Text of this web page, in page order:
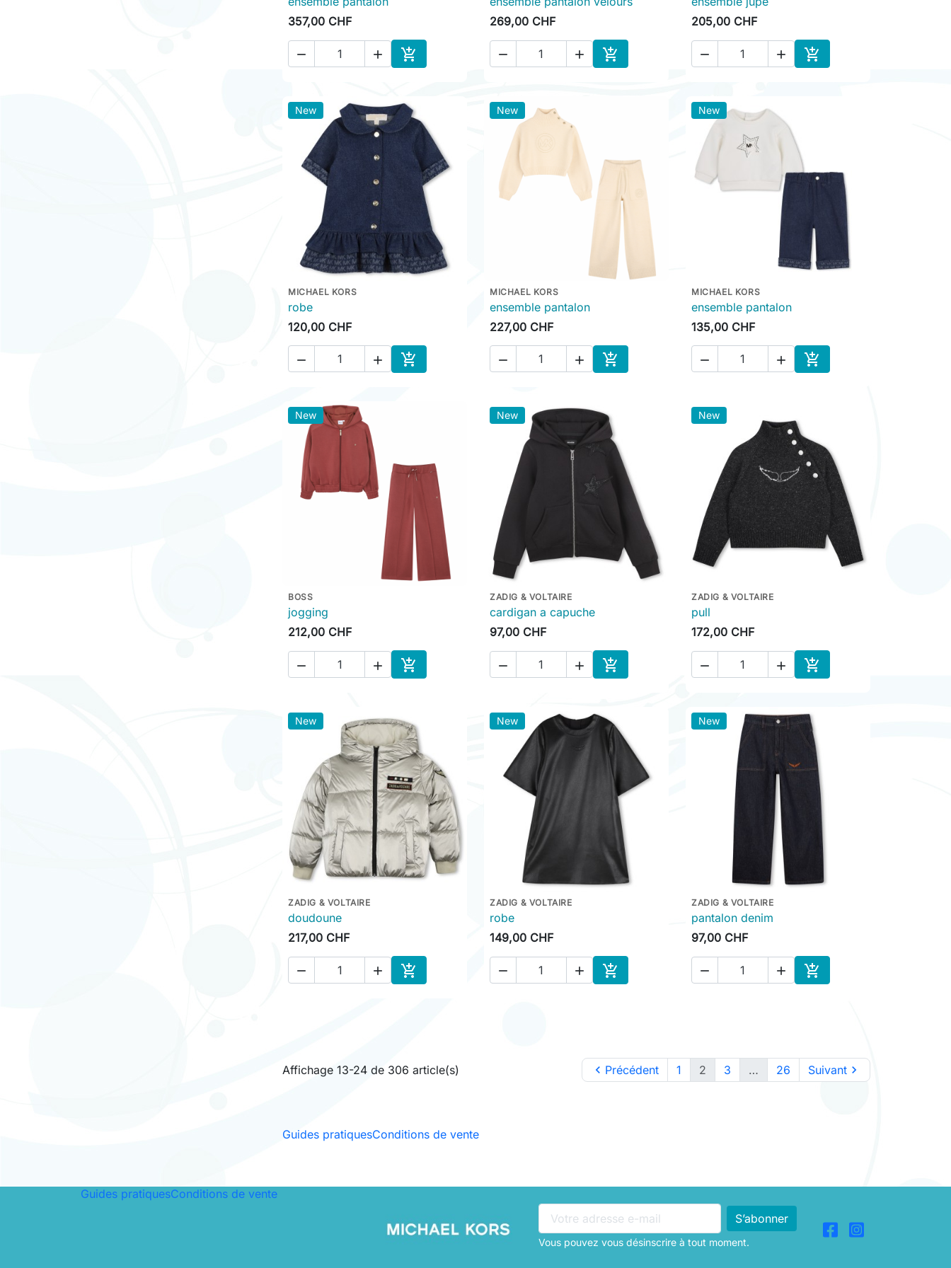
357,00 CHF
  
Ajouter au panier
269,00 CHF
  
Ajouter au panier
205,00 CHF
  
Ajouter au panier
New
MICHAEL KORS
robe
120,00 CHF
  
Ajouter au panier
New
 Aperçu rapide
MICHAEL KORS
ensemble pantalon
227,00 CHF
  
Ajouter au panier
New
 Aperçu rapide
MICHAEL KORS
ensemble pantalon
135,00 CHF
  
Ajouter au panier
New
BOSS
jogging
212,00 CHF
  
Ajouter au panier
New
Aperçu rapide
ZADIG & VOLTAIRE
cardigan a capuche
97,00 CHF
  
Ajouter au panier
New
ZADIG & VOLTAIRE
pull
172,00 CHF
  
Ajouter au panier
New
ZADIG & VOLTAIRE
doudoune
217,00 CHF
  
Ajouter au panier
New
ZADIG & VOLTAIRE
robe
149,00 CHF
  
Ajouter au panier
New
Aperçu rapide
ZADIG & VOLTAIRE
pantalon denim
97,00 CHF
  
Ajouter au panier
Affichage 13-24 de 306 article(s)  Précédent 1 2 3 … 26 Suivant
Guides pratiquesConditions de vente
Guides pratiquesConditions de vente
Vous pouvez vous désinscrire à tout moment.